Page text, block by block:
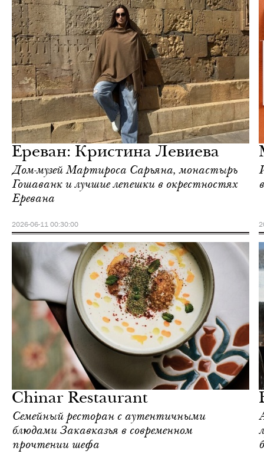
Ереван: Кристина Левиева
Дом-музей Мартироса Сарьяна, монастырь
Гошаванк и лучшие лепешки в окрестностях
Еревана
2026-06-11 00:30:00
Guide
Chinar Restaurant
Семейный ресторан с аутентичными
блюдами Закавказья в современном
прочтении шефа
Guide